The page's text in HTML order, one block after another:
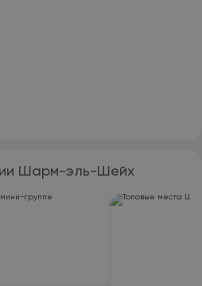
Шарм-эль-Шейх